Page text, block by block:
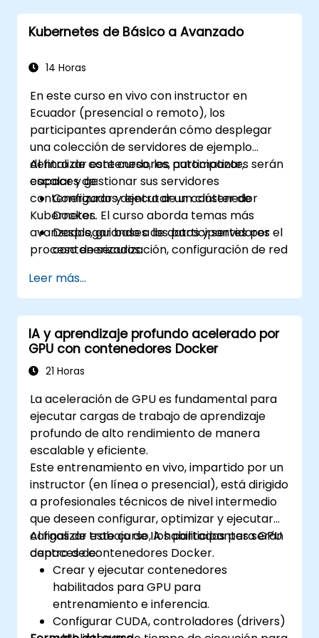
Kubernetes de Básico a Avanzado
14 Horas
En este curso en vivo con instructor en
Ecuador (presencial o remoto), los
participantes aprenderán cómo desplegar
una colección de servidores de ejemplo
dentro de contenedores, automatizar,
escalar y gestionar sus servidores
contenerizados dentro de un clúster de
Kubernetes. El curso aborda temas más
avanzados, guiando a los participantes por el
proceso de securización, configuración de red
Al finalizar este curso, los participantes serán
capaces de:
Configurar y ejecutar un contenedor
Docker.
Desplegar bases de datos y servidores
contenerizados.
Kubernetes.
Utilizar Kubernetes para desplegar y
gestionar diferentes entornos dentro del
mismo clúster.
Sécurizar, escalar y monitorear un clúster
de Kubernetes.
Leer más...
IA y aprendizaje profundo acelerado por
GPU con contenedores Docker
21 Horas
La aceleración de GPU es fundamental para
ejecutar cargas de trabajo de aprendizaje
profundo de alto rendimiento de manera
escalable y eficiente.
Este entrenamiento en vivo, impartido por un
instructor (en línea o presencial), está dirigido
a profesionales técnicos de nivel intermedio
que deseen configurar, optimizar y ejecutar
cargas de trabajo de IA habilitadas para GPU
dentro de contenedores Docker.
Al finalizar este curso, los participantes serán
capaces de:
Crear y ejecutar contenedores
habilitados para GPU para
entrenamiento e inferencia.
Configurar CUDA, controladores (drivers)